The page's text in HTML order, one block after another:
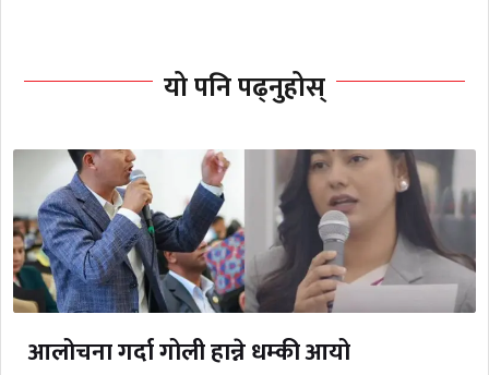
यो पनि पढ्नुहोस्
आलोचना गर्दा गोली हान्ने धम्की आयो